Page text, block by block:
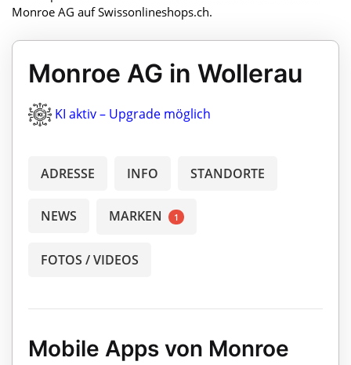
Monroe AG auf Swissonlineshops.ch.
Monroe AG in Wollerau
KI aktiv – Upgrade möglich
ADRESSE INFO STANDORTE
NEWS MARKEN 1
FOTOS / VIDEOS
Mobile Apps von Monroe